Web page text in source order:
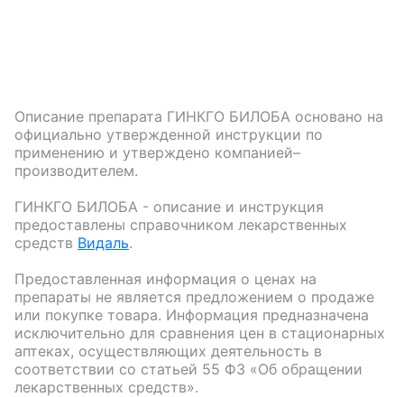
Описание препарата ГИНКГО БИЛОБА основано на
официально утвержденной инструкции по
применению и утверждено компанией–
производителем.
ГИНКГО БИЛОБА - описание и инструкция
предоставлены справочником лекарственных
средств Видаль.
Предоставленная информация о ценах на
препараты не является предложением о продаже
или покупке товара. Информация предназначена
исключительно для сравнения цен в стационарных
аптеках, осуществляющих деятельность в
соответствии со статьей 55 ФЗ «Об обращении
лекарственных средств».